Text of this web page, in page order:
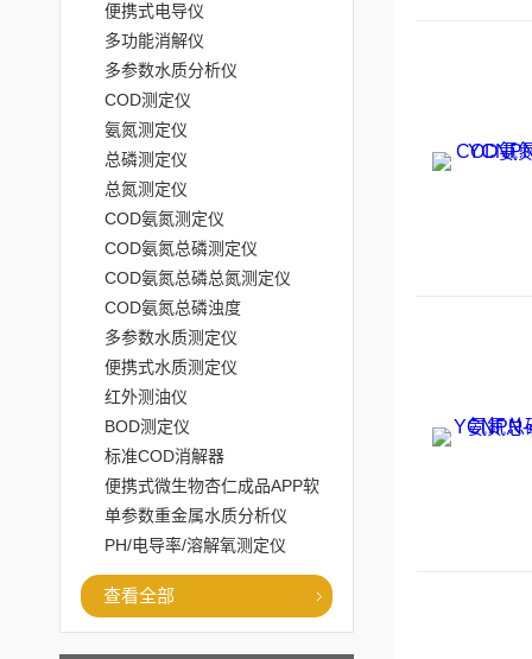
便携式电导仪
多功能消解仪
多参数水质分析仪
COD测定仪
氨氮测定仪
总磷测定仪
总氮测定仪
COD氨氮测定仪
COD氨氮总磷测定仪
COD氨氮总磷总氮测定仪
COD氨氮总磷浊度
多参数水质测定仪
便携式水质测定仪
红外测油仪
BOD测定仪
标准COD消解器
便携式微生物杏仁成品APP软
件直播大全
单参数重金属水质分析仪
PH/电导率/溶解氧测定仪
查看全部